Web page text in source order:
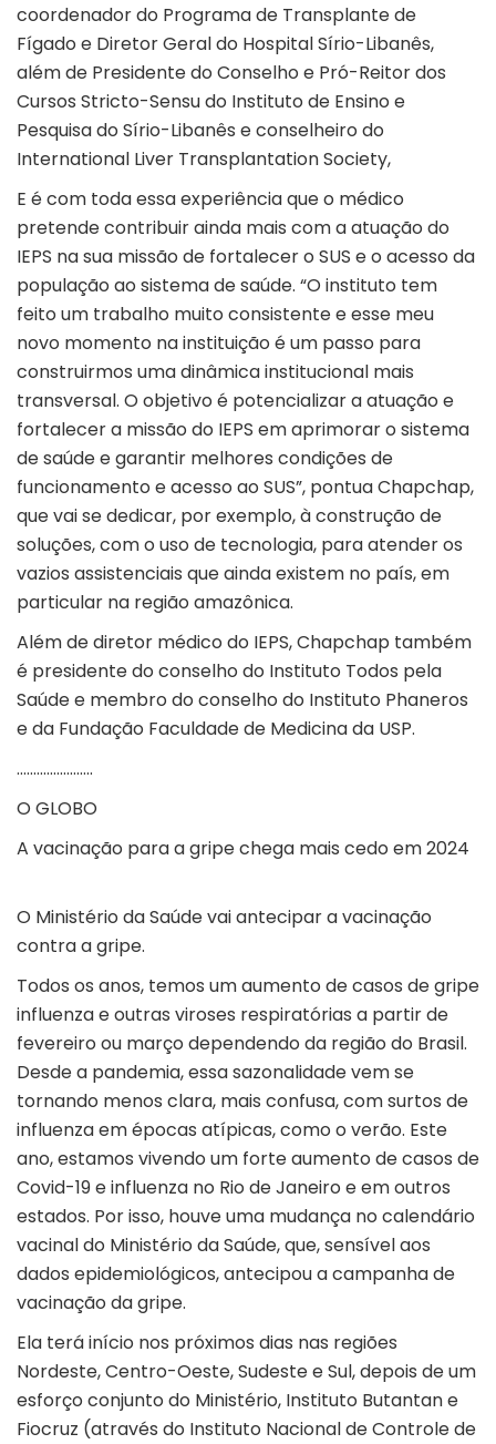
coordenador do Programa de Transplante de
Fígado e Diretor Geral do Hospital Sírio-Libanês,
além de Presidente do Conselho e Pró-Reitor dos
Cursos Stricto-Sensu do Instituto de Ensino e
Pesquisa do Sírio-Libanês e conselheiro do
International Liver Transplantation Society,
E é com toda essa experiência que o médico
pretende contribuir ainda mais com a atuação do
IEPS na sua missão de fortalecer o SUS e o acesso da
população ao sistema de saúde. “O instituto tem
feito um trabalho muito consistente e esse meu
novo momento na instituição é um passo para
construirmos uma dinâmica institucional mais
transversal. O objetivo é potencializar a atuação e
fortalecer a missão do IEPS em aprimorar o sistema
de saúde e garantir melhores condições de
funcionamento e acesso ao SUS”, pontua Chapchap,
que vai se dedicar, por exemplo, à construção de
soluções, com o uso de tecnologia, para atender os
vazios assistenciais que ainda existem no país, em
particular na região amazônica.
Além de diretor médico do IEPS, Chapchap também
é presidente do conselho do Instituto Todos pela
Saúde e membro do conselho do Instituto Phaneros
e da Fundação Faculdade de Medicina da USP.
…………………..
O GLOBO
A vacinação para a gripe chega mais cedo em 2024
O Ministério da Saúde vai antecipar a vacinação
contra a gripe.
Todos os anos, temos um aumento de casos de gripe
influenza e outras viroses respiratórias a partir de
fevereiro ou março dependendo da região do Brasil.
Desde a pandemia, essa sazonalidade vem se
tornando menos clara, mais confusa, com surtos de
influenza em épocas atípicas, como o verão. Este
ano, estamos vivendo um forte aumento de casos de
Covid-19 e influenza no Rio de Janeiro e em outros
estados. Por isso, houve uma mudança no calendário
vacinal do Ministério da Saúde, que, sensível aos
dados epidemiológicos, antecipou a campanha de
vacinação da gripe.
Ela terá início nos próximos dias nas regiões
Nordeste, Centro-Oeste, Sudeste e Sul, depois de um
esforço conjunto do Ministério, Instituto Butantan e
Fiocruz (através do Instituto Nacional de Controle de